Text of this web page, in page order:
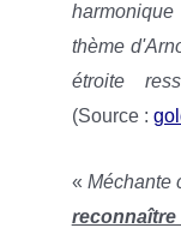
thème
étroite
(Source :
«Méchante